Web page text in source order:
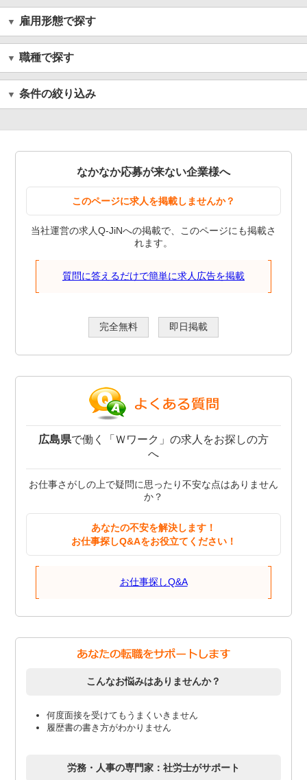
雇用形態で探す
職種で探す
条件の絞り込み
なかなか応募が来ない企業様へ
このページに求人を掲載しませんか？
当社運営の求人Q-JiNへの掲載で、このページにも掲載さ
れます。
質問に答えるだけで簡単に求人広告を掲載
完全無料 即日掲載
広島県で働く「Ｗワーク」の求人をお探しの方
へ
お仕事さがしの上で疑問に思ったり不安な点はありません
か？
あなたの不安を解決します！
お仕事探しQ&Aをお役立てください！
お仕事探しQ&A
こんなお悩みはありませんか？
何度面接を受けてもうまくいきません
履歴書の書き方がわかりません
労務・人事の専門家：社労士がサポート